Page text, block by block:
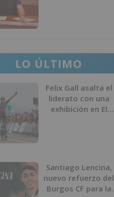
LO ÚLTIMO
Felix Gall asalta el
liderato con una
exhibición en El
Santiago Lencina,
nuevo refuerzo del
Burgos CF para la